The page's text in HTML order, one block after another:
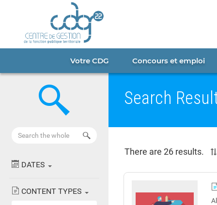
CDG
Votre CDG Concours et emploi
Search
Results
DATES
CONTENT TYPES
Search
There are 26 results.
Cookies management panel